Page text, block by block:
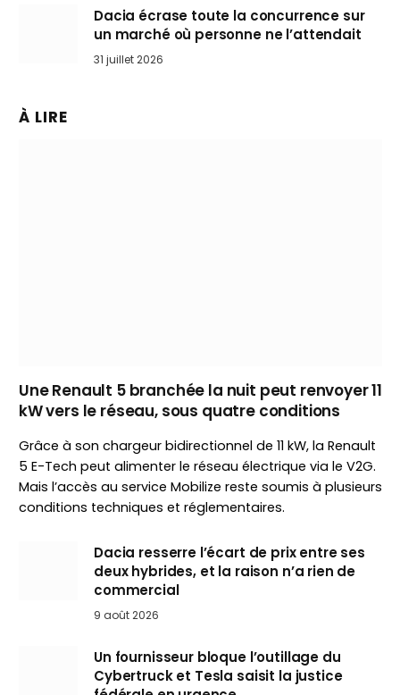
Dacia écrase toute la concurrence sur
un marché où personne ne l’attendait
31 juillet 2026
À LIRE
Une Renault 5 branchée la nuit peut renvoyer 11
kW vers le réseau, sous quatre conditions
Grâce à son chargeur bidirectionnel de 11 kW, la Renault
5 E-Tech peut alimenter le réseau électrique via le V2G.
Mais l’accès au service Mobilize reste soumis à plusieurs
conditions techniques et réglementaires.
Dacia resserre l’écart de prix entre ses
deux hybrides, et la raison n’a rien de
commercial
9 août 2026
Un fournisseur bloque l’outillage du
Cybertruck et Tesla saisit la justice